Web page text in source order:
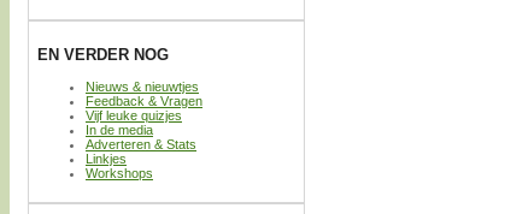
EN VERDER NOG
Nieuws & nieuwtjes
Feedback & Vragen
Vijf leuke quizjes
In de media
Adverteren & Stats
Linkjes
Workshops